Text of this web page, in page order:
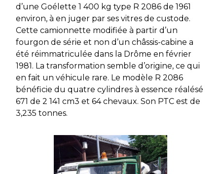
d’une Goélette 1 400 kg type R 2086 de 1961
environ, à en juger par ses vitres de custode.
Cette camionnette modifiée à partir d’un
fourgon de série et non d’un châssis-cabine a
été réimmatriculée dans la Drôme en février
1981. La transformation semble d’origine, ce qui
en fait un véhicule rare. Le modèle R 2086
bénéficie du quatre cylindres à essence réalésé
671 de 2 141 cm3 et 64 chevaux. Son PTC est de
3,235 tonnes.